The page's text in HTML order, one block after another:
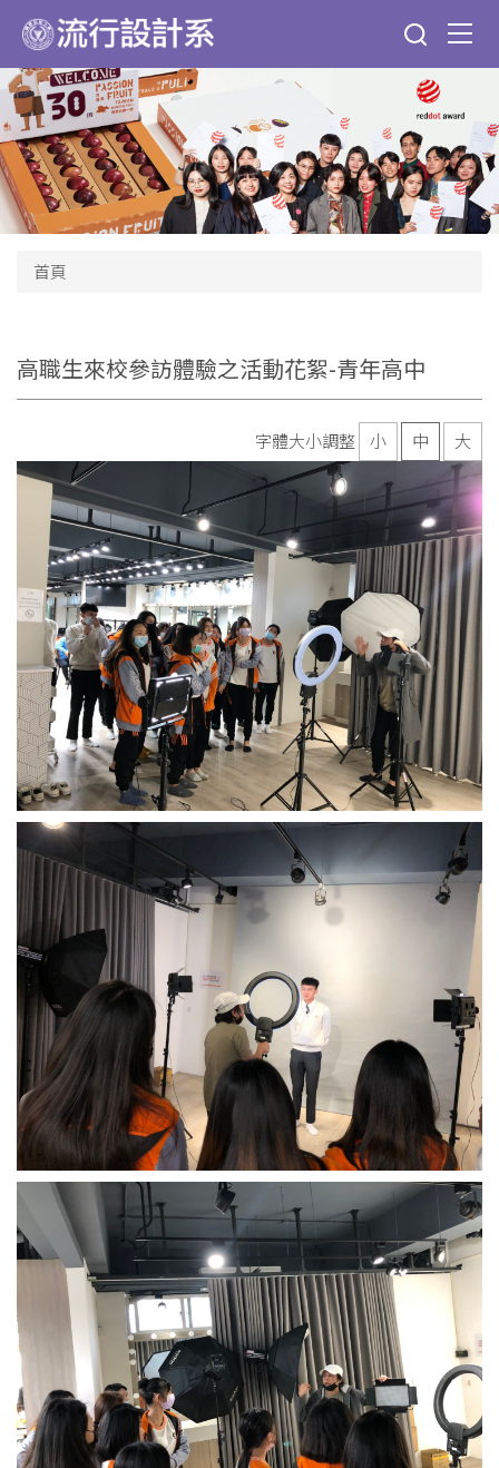
到
主
要
內
容
區
首頁
高職生來校參訪體驗之活動花絮-青年高中
字體大小調整 小 中 大